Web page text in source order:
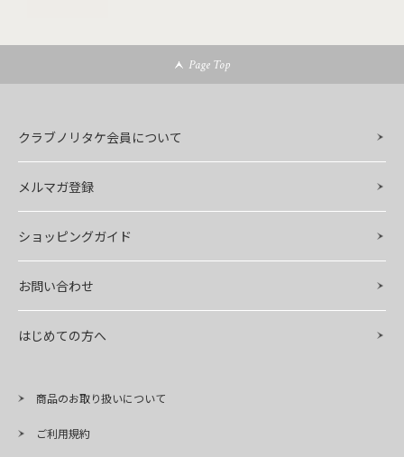
Page Top
クラブノリタケ会員について
メルマガ登録
ショッピングガイド
お問い合わせ
はじめての方へ
商品のお取り扱いについて
ご利用規約